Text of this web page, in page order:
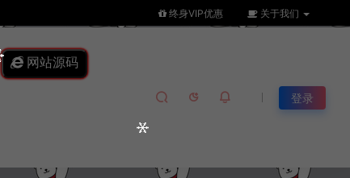
终身VIP优惠 关于我们
网站源码
登录